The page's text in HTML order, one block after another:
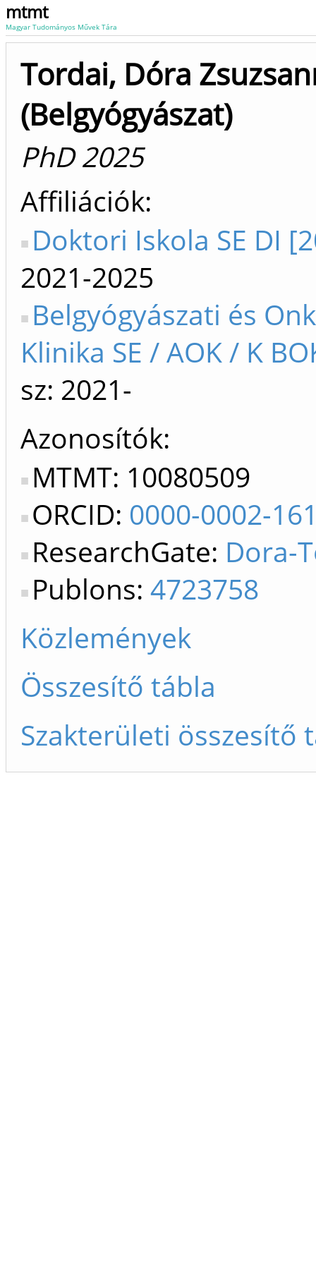
mtmt
Magyar Tudományos Művek Tára
Tordai, Dóra
(Belgyógyászat)
PhD 2025
Affiliációk
Doktori Iskola SE DI
2021-2025
Belgyógyászati és
Klinika SE / AOK / K
sz: 2021-
Azonosítók
MTMT: 10080509
ORCID: 0000-0002-
ResearchGate: Dora-
Publons: 4723758
Közlemények
Összesítő tábla
Szakterületi összesítő